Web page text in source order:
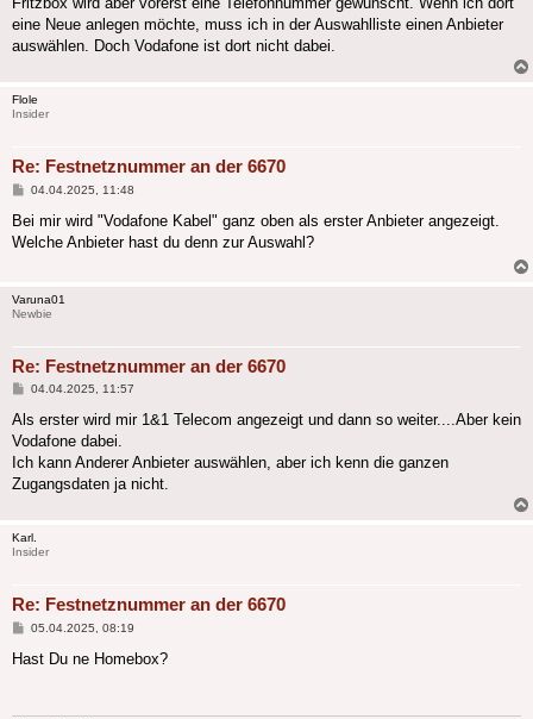
eine Neue anlegen möchte, muss ich in der Auswahlliste einen Anbieter
auswählen. Doch Vodafone ist dort nicht dabei.
Flole
Insider
Re: Festnetznummer an der 6670
Beitrag
04.04.2025, 11:48
Bei mir wird "Vodafone Kabel" ganz oben als erster Anbieter angezeigt.
Welche Anbieter hast du denn zur Auswahl?
Varuna01
Newbie
Re: Festnetznummer an der 6670
Beitrag
04.04.2025, 11:57
Als erster wird mir 1&1 Telecom angezeigt und dann so weiter....Aber kein
Vodafone dabei.
Ich kann Anderer Anbieter auswählen, aber ich kenn die ganzen
Zugangsdaten ja nicht.
Karl.
Insider
Re: Festnetznummer an der 6670
Beitrag
05.04.2025, 08:19
Hast Du ne Homebox?